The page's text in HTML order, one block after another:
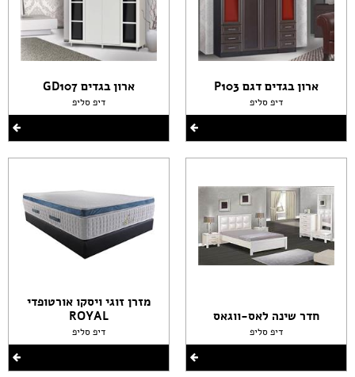
ארון בגדים דגם P103
דיפ סליפ
חדר שינה לאס-ווגאס
דיפ סליפ
ארון בגדים GD107
דיפ סליפ
מזרן זוגי ויסקו אורטופדי
ROYAL
דיפ סליפ